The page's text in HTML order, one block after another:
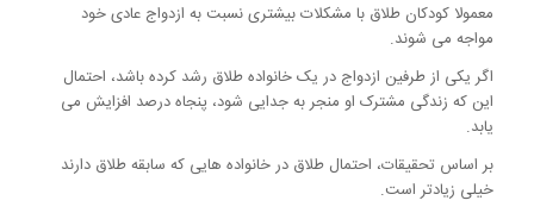
معمولا کودکان طلاق با مشکلات بیشتری نسبت به ازدواج عادی خود
مواجه می شوند.
اگر یکی از طرفین ازدواج در یک خانواده طلاق رشد کرده باشد، احتمال
این که زندگی مشترک او منجر به جدایی شود، پنجاه درصد افزایش می
یابد.
بر اساس تحقیقات، احتمال طلاق در خانواده هایی که سابقه طلاق دارند
خیلی زیادتر است.